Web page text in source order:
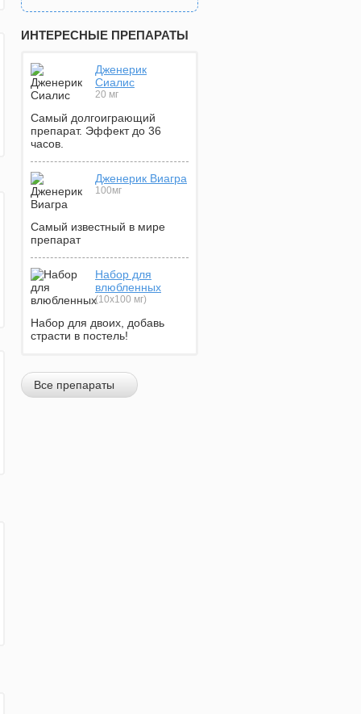
ИНТЕРЕСНЫЕ ПРЕПАРАТЫ
Дженерик
Сиалис
20 мг
Самый долгоиграющий
препарат. Эффект до 36
часов.
Дженерик Виагра
100мг
Самый известный в мире
препарат
Набор для
влюбленных
(10х100 мг)
Набор для двоих, добавь
страсти в постель!
Все препараты